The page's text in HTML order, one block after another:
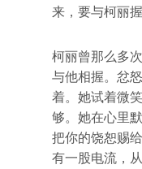
来，要与柯丽握
柯丽曾那么多
与他相握。忿
着。她试着微
够。她在心里
把你的饶恕赐
有一股电流，